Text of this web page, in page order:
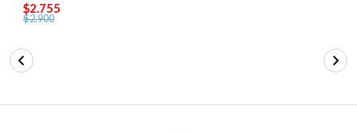
$2.755
$2.900